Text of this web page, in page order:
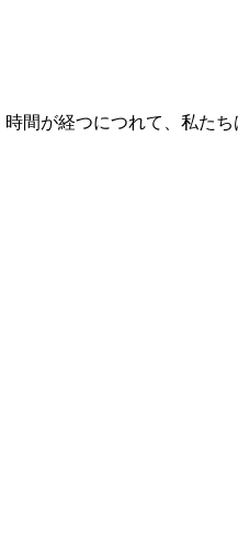
間が経つにつれて、私た